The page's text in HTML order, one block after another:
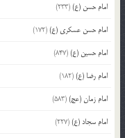
امام حسن (ع)(233)
امام حسن عسکری (ع)(172)
امام حسین (ع)(847)
امام رضا (ع)(182)
امام زمان (عج)(583)
امام سجاد (ع)(227)